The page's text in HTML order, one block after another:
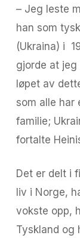
– Jeg leste
han som
(Ukraina) i
gjorde at jeg
løpet av
som alle har
familie;
fortalte
Det er delt i
liv i Norge,
vokste opp,
Tyskland og